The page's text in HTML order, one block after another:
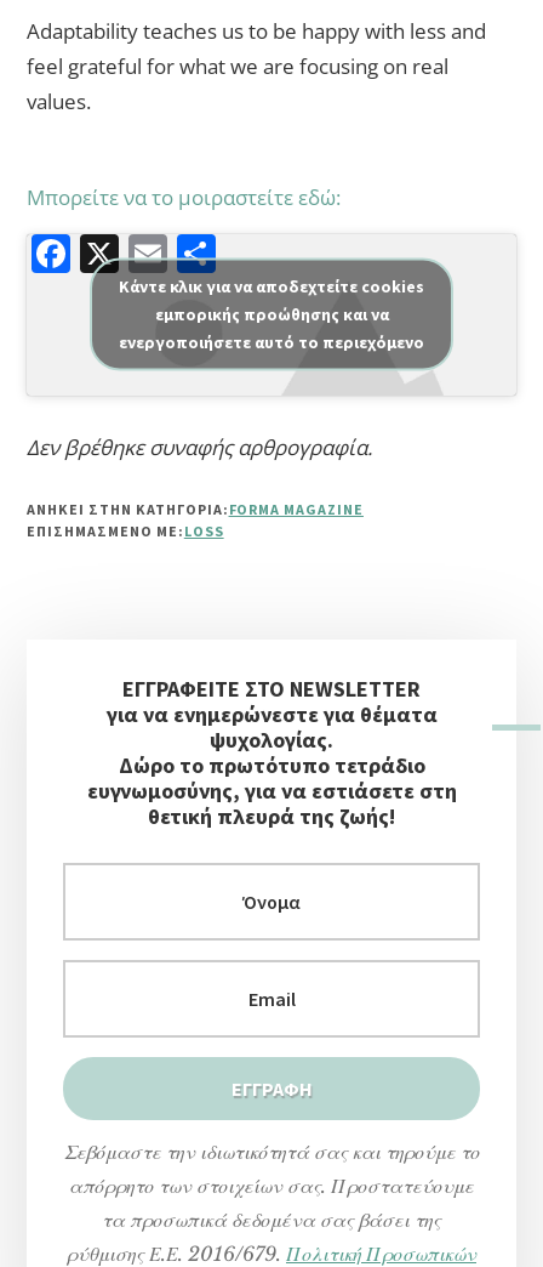
Adaptability teaches us to be happy with less and
feel grateful for what we are focusing on real
values.
Μπορείτε να το μοιραστείτε εδώ:
F
a
e
b
o
k
X E
m
ai
l
Μ
οι
ρ
α
σ
τε
ε
Κάντε κλικ για να αποδεχτείτε cookies
εμπορικής προώθησης και να
ενεργοποιήσετε αυτό το περιεχόμενο
Δεν βρέθηκε συναφής αρθρογραφία.
ΑΝΗΚΕΙ ΣΤΗΝ ΚΑΤΗΓΟΡΙΑ: FORMA MAGAZINE
ΕΠΙΣΗΜΑΣΜΈΝΟ ΜΕ: LOSS
ΠλευρικήΕΓΓΡΑΦΕΙΤΕ ΣΤΟ NEWSLETTER
για να ενημερώνεστε για θέματα
ψυχολογίας.
Δώρο το πρωτότυπο τετράδιο
ευγνωμοσύνης, για να εστιάσετε στη
θετική πλευρά της ζωής!
Σεβόμαστε την ιδιωτικότητά σας και τηρούμε το
απόρρητο των στοιχείων σας. Προστατεύουμε
τα προσωπικά δεδομένα σας βάσει της
ρύθμισης Ε.Ε. 2016/679. Πολιτική Προσωπικών